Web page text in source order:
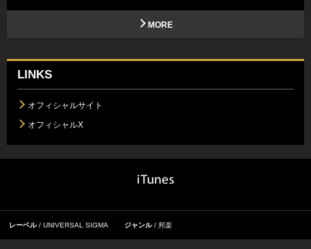
MORE
LINKS
オフィシャルサイト
オフィシャルX
レーベル UNIVERSAL SIGMA ジャンル 邦楽